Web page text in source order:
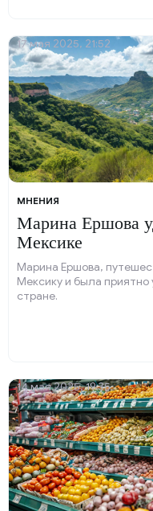
МНЕНИЯ
Марина Ершова
Мексике
Марина Ершова,
Мексику и была приятно
стране.
17 мая 2025, 21:52
14 мая 2025, 19:35